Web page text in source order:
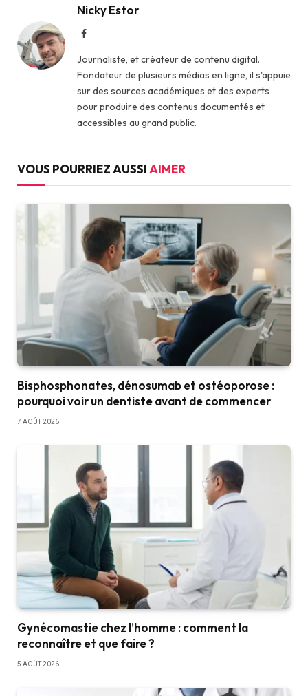
Nicky Estor
Facebook
Journaliste, et créateur de contenu digital.
Fondateur de plusieurs médias en ligne, il s'appuie
sur des sources académiques et des experts
pour produire des contenus documentés et
accessibles au grand public.
VOUS POURRIEZ AUSSIAIMER
Bisphosphonates, dénosumab et ostéoporose :
pourquoi voir un dentiste avant de commencer
7 AOÛT 2026
Gynécomastie chez l’homme : comment la
reconnaître et que faire ?
5 AOÛT 2026